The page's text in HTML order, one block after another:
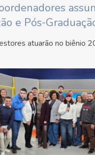
e Pós-
atuarão no biênio